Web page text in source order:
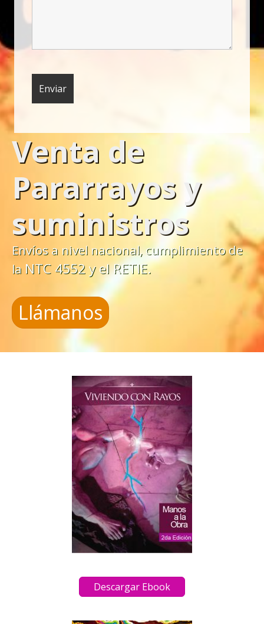
Venta de
Pararrayos y
suministros
Envíos a nivel nacional, cumplimiento de
la NTC 4552 y el RETIE.
Llámanos
Descargar Ebook